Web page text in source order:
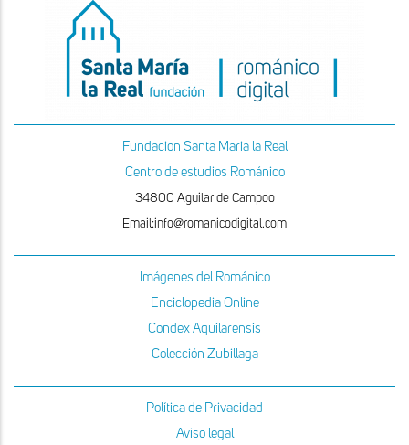
Fundacion Santa Maria la Real
Centro de estudios Románico
34800 Aguilar de Campoo
Email:info@romanicodigital.com
Imágenes del Románico
Enciclopedia Online
Condex Aquilarensis
Colección Zubillaga
Política de Privacidad
Aviso legal